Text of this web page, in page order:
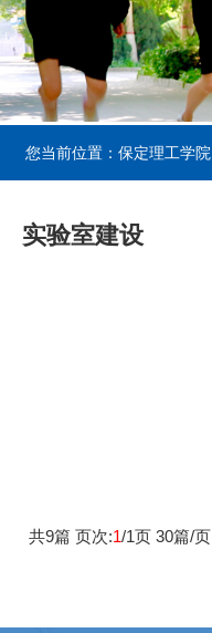
您当前位置： 保定理工学院
实验室建设
共9篇 页次:1/1页 30篇/页